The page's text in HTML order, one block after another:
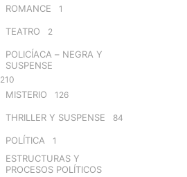
ROMANCE 1
TEATRO 2
POLICÍACA – NEGRA Y
SUSPENSE
210
MISTERIO 126
THRILLER Y SUSPENSE 84
POLÍTICA 1
ESTRUCTURAS Y
PROCESOS POLÍTICOS